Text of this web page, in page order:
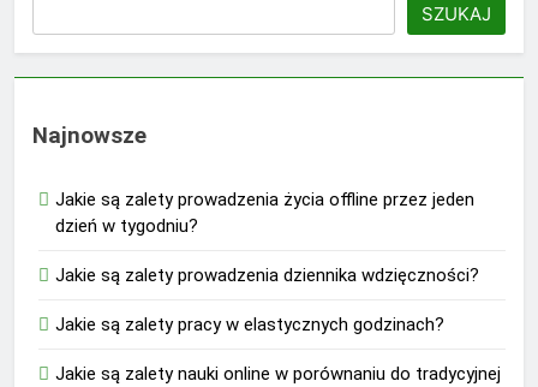
SZUKAJ
Najnowsze
Jakie są zalety prowadzenia życia offline przez jeden
dzień w tygodniu?
Jakie są zalety prowadzenia dziennika wdzięczności?
Jakie są zalety pracy w elastycznych godzinach?
Jakie są zalety nauki online w porównaniu do tradycyjnej